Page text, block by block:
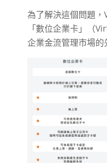
為了解決這個問題
「數位企業卡」（
企業金流管理市場的